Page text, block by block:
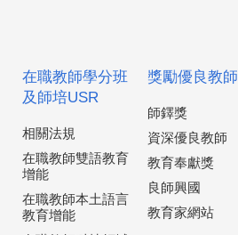
在職教師學分班
及師培USR
相關法規
在職教師雙語教育
增能
在職教師本土語言
教育增能
獎勵優良教師
師鐸獎
資深優良教師
教育奉獻獎
良師興國
教育家網站